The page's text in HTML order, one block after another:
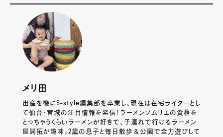
メリ田
出産を機にS-style編集部を卒業し、現在は在宅ライターとし
て仙台・宮城の注目情報を発信！ラーメンソムリエの資格を
とっちゃうくらいラーメンが好きで、子連れで行けるラーメン
屋開拓が趣味。2歳の息子と毎日散歩＆公園で全力遊びして